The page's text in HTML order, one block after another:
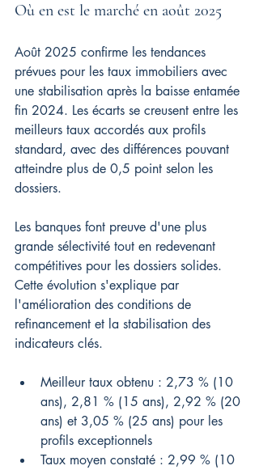
Où en est le marché en août 2025
Août 2025 confirme les tendances
prévues pour les taux immobiliers avec
une stabilisation après la baisse entamée
fin 2024. Les écarts se creusent entre les
meilleurs taux accordés aux profils
standard, avec des différences pouvant
atteindre plus de 0,5 point selon les
dossiers.
Les banques font preuve d'une plus
grande sélectivité tout en redevenant
compétitives pour les dossiers solides.
Cette évolution s'explique par
l'amélioration des conditions de
refinancement et la stabilisation des
indicateurs clés.
Meilleur taux obtenu : 2,73 % (10
ans), 2,81 % (15 ans), 2,92 % (20
ans) et 3,05 % (25 ans) pour les
profils exceptionnels
Taux moyen constaté : 2,99 % (10